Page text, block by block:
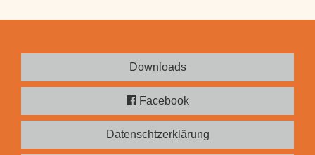
Downloads
Facebook
Datenschtzerklärung